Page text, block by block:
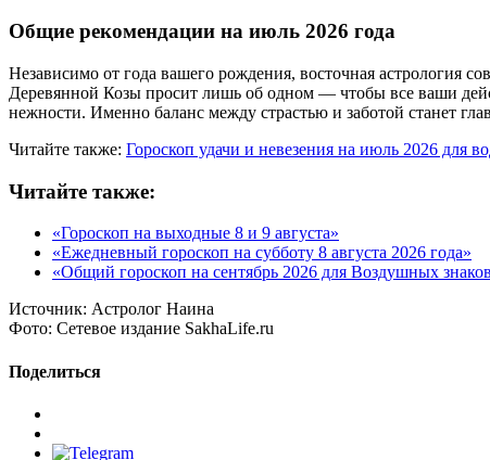
Общие рекомендации на июль 2026 года
Независимо от года вашего рождения, восточная астрология
Деревянной Козы просит лишь об одном — чтобы все ваши
нежности. Именно баланс между страстью и заботой станет
Читайте также: Гороскоп удачи и невезения на июль 2026 для
Читайте также:
«Гороскоп на выходные 8 и 9 августа»
«Ежедневный гороскоп на субботу 8 августа 2026 года»
«Общий гороскоп на сентябрь 2026 для Воздушных
Источник: Астролог Наина
Фото: Сетевое издание SakhaLife.ru
Поделиться